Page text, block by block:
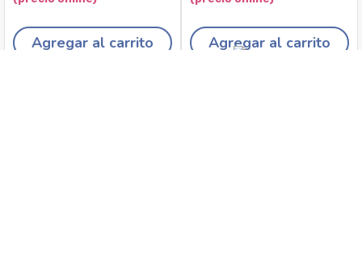
Agregar al carrito Agregar al carrito